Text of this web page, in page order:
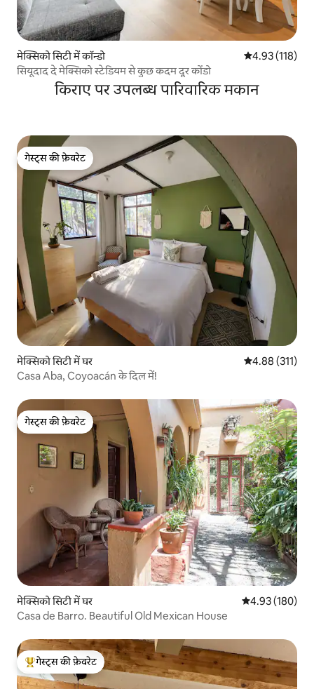
मेक्सिको सिटी में कॉन्डो औसत रेटिंग 5 में से
4.93 (118)
सियूदाद दे मेक्सिको स्टेडियम से कुछ कदम दूर कोंडो
किराए पर उपलब्ध पारिवारिक मकान
गेस्ट्स की फ़ेवरेट
गेस्ट्स की फ़ेवरेट
मेक्सिको सिटी में घर औसत रेटिंग 5 में से
4.88 (311)
Casa Aba, Coyoacán के दिल में!
गेस्ट्स की फ़ेवरेट
गेस्ट्स की फ़ेवरेट
मेक्सिको सिटी में घर औसत रेटिंग 5 में से
4.93 (180)
Casa de Barro. Beautiful Old Mexican House
गेस्ट्स का टॉप फ़ेवरेट
गेस्ट्स की फ़ेवरेट